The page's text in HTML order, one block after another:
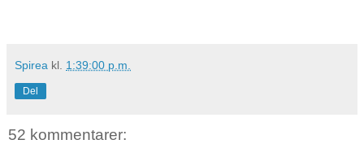
Spirea kl. 1:39:00 p.m.
Del
52 kommentarer: